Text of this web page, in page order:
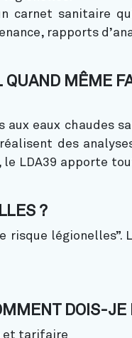
carnet sanitaire
rapports
MÊME
eaux chaudes
des
LDA39 apporte
?
légionelles”.
DOIS-JE
et tarifaire